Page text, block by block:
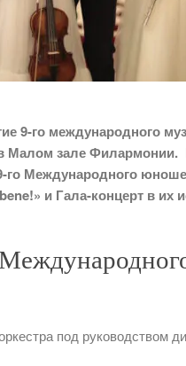
9-го международного
в Малом зале
го Международного
и Гала-концерт в их
под руководством